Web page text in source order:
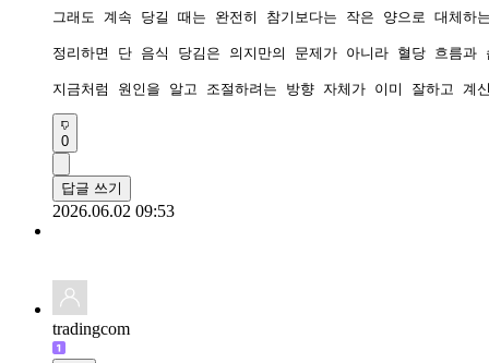
그래도 계속 당길 때는 완전히 참기보다는 작은 양으로 대체
정리하면 단 음식 당김은 의지만의 문제가 아니라 혈당 흐름
지금처럼 원인을 알고 조절하려는 방향 자체가 이미 잘하고 계
0
답글 쓰기
2026.06.02 09:53
tradingcom